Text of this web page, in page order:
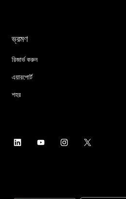
ভ্রমণ
রিজার্ভ করুন
এয়ারপোর্ট
শহর